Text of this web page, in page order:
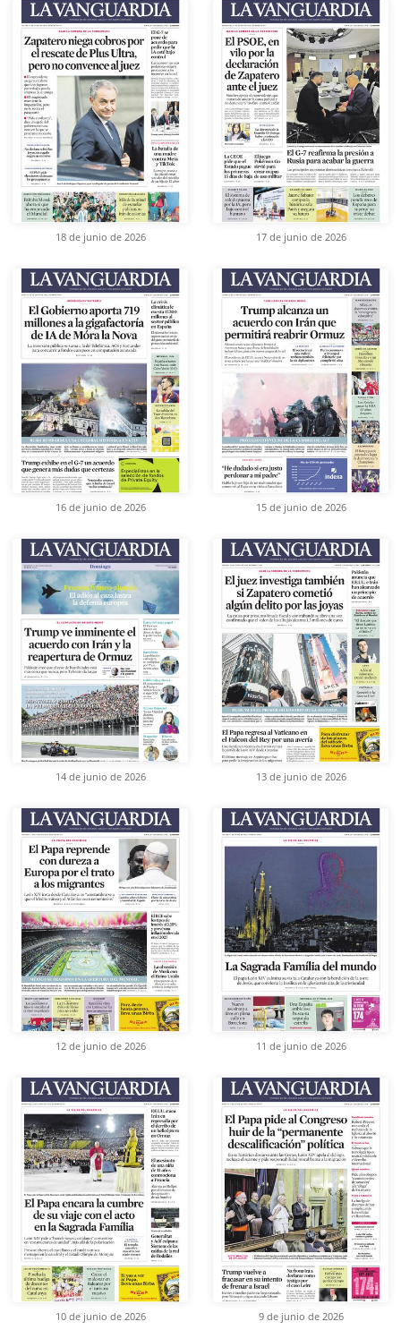
18 de junio de 2026 17 de junio de 2026
16 de junio de 2026 15 de junio de 2026
14 de junio de 2026 13 de junio de 2026
12 de junio de 2026 11 de junio de 2026
10 de junio de 2026 9 de junio de 2026